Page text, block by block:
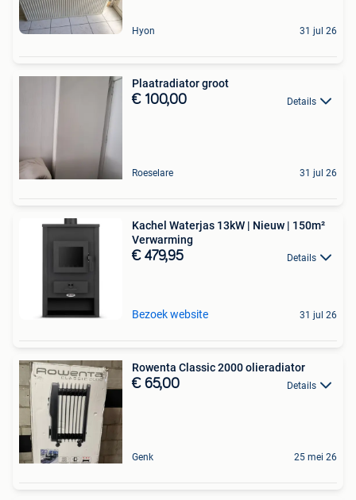
Hyon 31 jul 26
Plaatradiator groot
€ 100,00 Details
Roeselare 31 jul 26
Kachel Waterjas 13kW | Nieuw | 150m²
Verwarming
€ 479,95 Details
Bezoek website 31 jul 26
Rowenta Classic 2000 olieradiator
€ 65,00 Details
Genk 25 mei 26